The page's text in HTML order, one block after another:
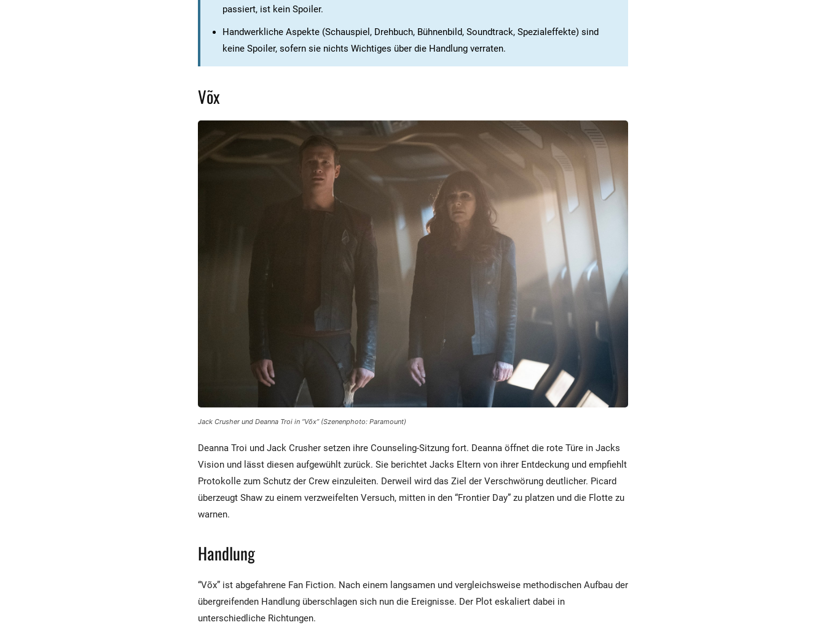
passiert, ist kein Spoiler.
Handwerkliche Aspekte (Schauspiel, Drehbuch, Bühnenbild, Soundtrack, Spezialeffekte) sind
keine Spoiler, sofern sie nichts Wichtiges über die Handlung verraten.
Võx
Jack Crusher und Deanna Troi in “Võx” (Szenenphoto: Paramount)
Deanna Troi und Jack Crusher setzen ihre Counseling-Sitzung fort. Deanna öffnet die rote Türe in Jacks
Vision und lässt diesen aufgewühlt zurück. Sie berichtet Jacks Eltern von ihrer Entdeckung und empfiehlt
Protokolle zum Schutz der Crew einzuleiten. Derweil wird das Ziel der Verschwörung deutlicher. Picard
überzeugt Shaw zu einem verzweifelten Versuch, mitten in den “Frontier Day” zu platzen und die Flotte zu
warnen.
Handlung
“Võx” ist abgefahrene Fan Fiction. Nach einem langsamen und vergleichsweise methodischen Aufbau der
übergreifenden Handlung überschlagen sich nun die Ereignisse. Der Plot eskaliert dabei in
unterschiedliche Richtungen.